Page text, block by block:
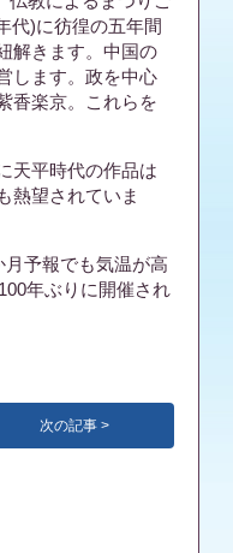
代)に彷徨の五年間
解きます。中国の
します。政を中心
香楽京。これらを
天平時代の作品は
熱望されていま
予報でも気温が高
年ぶりに開催され
次の記事